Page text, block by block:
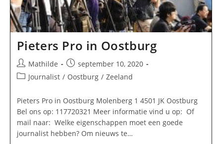
Pieters Pro in Oostburg
Bericht
auteur:
Mathilde
Bericht
gepubliceerd
september 10, 2020
Berichtcategorie:
Journalist / Oostburg / Zeeland
Pieters Pro in Oostburg Molenberg 1 4501 JK Oostburg
Bel ons op: 117720321 Meer informatie vind u op: Of
mail naar: Welke eigenschappen moet een goede
journalist hebben? Om nieuws te…